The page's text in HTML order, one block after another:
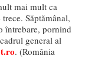
mai mult ca
Săptămânal,
întrebare, pornind
general al
.(România